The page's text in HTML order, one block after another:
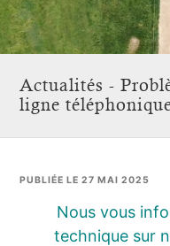
Actualités -
ligne
PUBLIÉE LE 27 MAI 2025
Nous vous
technique sur